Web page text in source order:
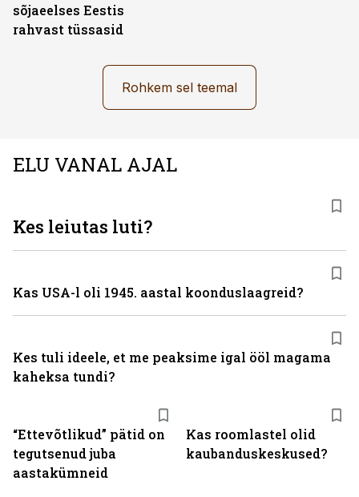
sõjaeelses Eestis
rahvast tüssasid
Rohkem sel teemal
ELU VANAL AJAL
“Ettevõtlikud” pätid on
tegutsenud juba
aastakümneid
Kas roomlastel olid
kaubanduskeskused?
Kes leiutas luti?
Kas USA-l oli 1945. aastal koonduslaagreid?
Kes tuli ideele, et me peaksime igal ööl magama
kaheksa tundi?